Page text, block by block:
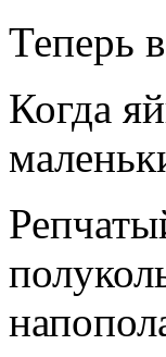
Теперь
Когда